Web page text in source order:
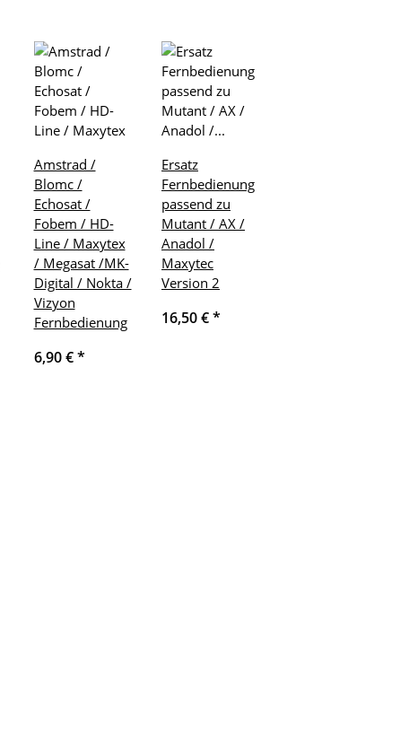
Amstrad /
Blomc /
Echosat /
Fobem / HD-
Line / Maxytex
/ Megasat /MK-
Digital / Nokta /
Vizyon
Fernbedienung
6,90 €*
Ersatz
Fernbedienung
passend zu
Mutant / AX /
Anadol /
Maxytec
Version 2
16,50 €*